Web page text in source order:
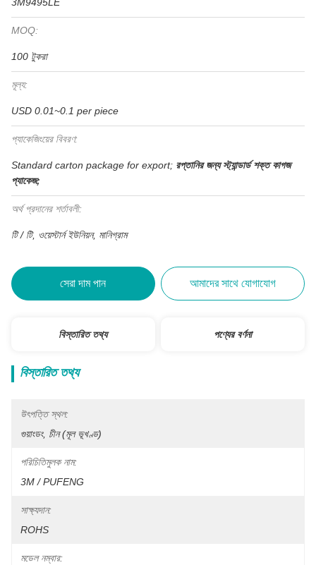
MOQ:
100 টুকরা
মূল্য:
USD 0.01~0.1 per piece
প্যাকেজিংয়ের বিবরণ:
Standard carton package for export; রপ্তানির জন্য স্ট্যান্ডার্ড শক্ত কাগজ
প্যাকেজ;
অর্থ প্রদানের শর্তাবলী:
টি / টি, ওয়েস্টার্ন ইউনিয়ন, মানিগ্রাম
সেরা দাম পান আমাদের সাথে যোগাযোগ
বিস্তারিত তথ্য পণ্যের বর্ণনা
বিস্তারিত তথ্য
উৎপত্তি স্থল:
গুয়াংডং, চীন (মূল ভূখণ্ড)
পরিচিতিমুলক নাম:
3M / PUFENG
সাক্ষ্যদান:
ROHS
মডেল নম্বার: